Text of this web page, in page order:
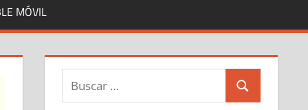
MÓVIL
Buscar:
Buscar